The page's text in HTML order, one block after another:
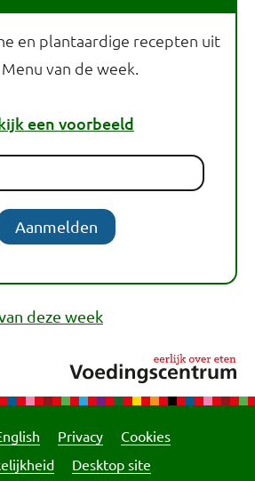
en plantaardige recepten uit
van de week.
een voorbeeld
Aanmelden
deze week
Privacy
Cookies
Desktop site